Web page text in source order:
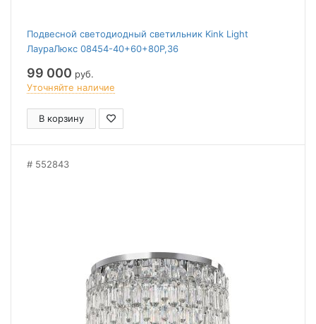
Подвесной светодиодный светильник Kink Light
ЛаураЛюкс 08454-40+60+80P,36
99 000 руб.
Уточняйте наличие
В корзину
552843